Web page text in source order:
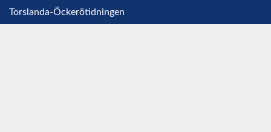
Torslanda-Öckerötidningen